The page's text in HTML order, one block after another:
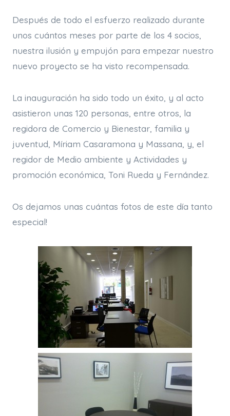
Después de todo el esfuerzo realizado durante
unos cuántos meses por parte de los 4 socios,
nuestra ilusión y empujón para empezar nuestro
nuevo proyecto se ha visto recompensada.
La inauguración ha sido todo un éxito, y al acto
asistieron unas 120 personas, entre otros, la
regidora de Comercio y Bienestar, familia y
juventud, Míriam Casaramona y Massana, y, el
regidor de Medio ambiente y Actividades y
promoción económica, Toni Rueda y Fernández.
Os dejamos unas cuántas fotos de este día tanto
especial!